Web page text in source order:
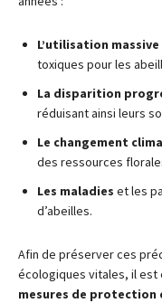
L’utilisation
toxiques pour les
La disparition
réduisant ainsi leurs
Le changement
des ressources
Les maladies et les
d’abeilles.
Afin de préserver ces
écologiques vitales, il
mesures de protection